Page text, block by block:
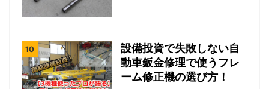
設備投資で失敗しない自
動車鈑金修理で使うフレ
ーム修正機の選び方！